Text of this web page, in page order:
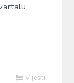
Vijesti